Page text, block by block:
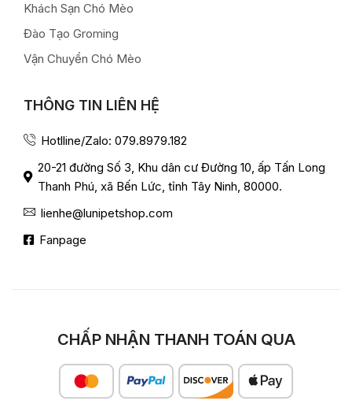
Khách Sạn Chó Mèo
Đào Tạo Groming
Vận Chuyển Chó Mèo
THÔNG TIN LIÊN HỆ
Hotlline/Zalo: 079.8979.182
20-21 đường Số 3, Khu dân cư Đường 10, ấp Tấn Long
Thanh Phú, xã Bến Lức, tỉnh Tây Ninh, 80000.
lienhe@lunipetshop.com
Fanpage
CHẤP NHẬN THANH TOÁN QUA